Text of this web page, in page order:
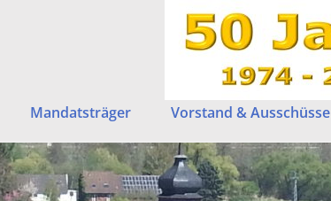
Mandatsträger Vorstand & Ausschüsse